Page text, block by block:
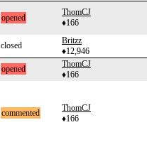
opened
ThomCJ
♦166
closed
Britzz
♦12,946
opened
ThomCJ
♦166
commented
ThomCJ
♦166